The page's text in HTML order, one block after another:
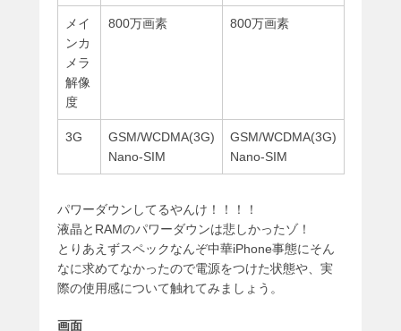
メイ
ンカ
メラ
解像
度
800万画素 800万画素
3G
GSM/WCDMA(3G)
Nano-SIM
GSM/WCDMA(3G)
Nano-SIM
パワーダウンしてるやんけ！！！！
液晶とRAMのパワーダウンは悲しかったゾ！
とりあえずスペックなんぞ中華iPhone事態にそん
なに求めてなかったので電源をつけた状態や、実
際の使用感について触れてみましょう。
画面